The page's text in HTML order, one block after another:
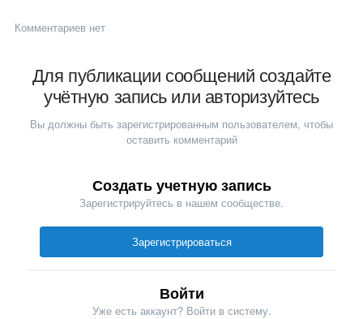
Комментариев нет
Для публикации сообщений создайте
учётную запись или авторизуйтесь
Вы должны быть зарегистрированным пользователем, чтобы
оставить комментарий
Создать учетную запись
Зарегистрируйтесь в нашем сообществе.
Зарегистрироваться
Войти
Уже есть аккаунт? Войти в систему.